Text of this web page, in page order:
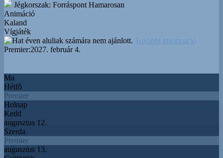
Jégkorszak: Forráspont Hamarosan
Animáció
Kaland
Vígjáték
További információ
Premier:2027. február 4.
Ma
Hétfő
Premier
Holnap
Kedd
augusztus 12.
Szerda
Premier
augusztus 13.